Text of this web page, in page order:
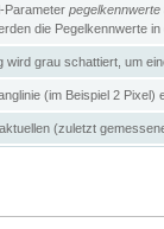
Parameter pegelkennwerte
die Pegelkennwerte
wird grau schattiert, um
(im Beispiel 2 Pixel)
(zuletzt